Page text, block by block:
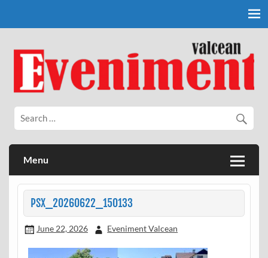
Eveniment Valcean
Menu
PSX_20260622_150133
June 22, 2026 Eveniment Valcean